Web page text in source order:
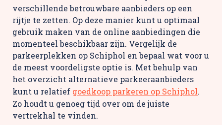
verschillende betrouwbare aanbieders op een
rijtje te zetten. Op deze manier kunt u optimaal
gebruik maken van de online aanbiedingen die
momenteel beschikbaar zijn. Vergelijk de
parkeerplekken op Schiphol en bepaal wat voor u
de meest voordeligste optie is. Met behulp van
het overzicht alternatieve parkeeraanbieders
kunt u relatief goedkoop parkeren op Schiphol.
Zo houdt u genoeg tijd over om de juiste
vertrekhal te vinden.